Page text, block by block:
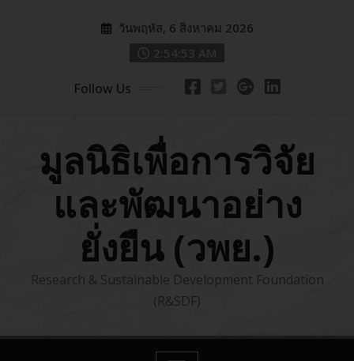
วันพฤหัส, 6 สิงหาคม 2026
2:54:54 AM
Follow Us
มูลนิธิเพื่อการวิจัย
และพัฒนาอย่าง
ยั่งยืน (วพย.)
Research & Sustainable Development Foundation
(R&SDF)